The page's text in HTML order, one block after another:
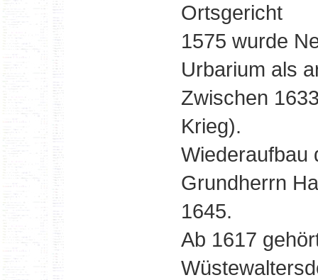
Ortsgericht
1575 wurde
Urbarium als
Zwischen
Krieg).
Wiederaufbau
Grundherrn
1645.
Ab 1617